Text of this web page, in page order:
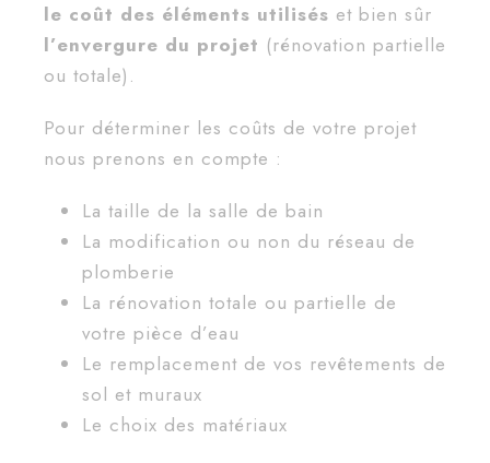
le coût des éléments utilisés et bien sûr
l’envergure du projet (rénovation partielle
ou totale).
Pour déterminer les coûts de votre projet
nous prenons en compte :
La taille de la salle de bain
La modification ou non du réseau de
plomberie
La rénovation totale ou partielle de
votre pièce d’eau
Le remplacement de vos revêtements de
sol et muraux
Le choix des matériaux